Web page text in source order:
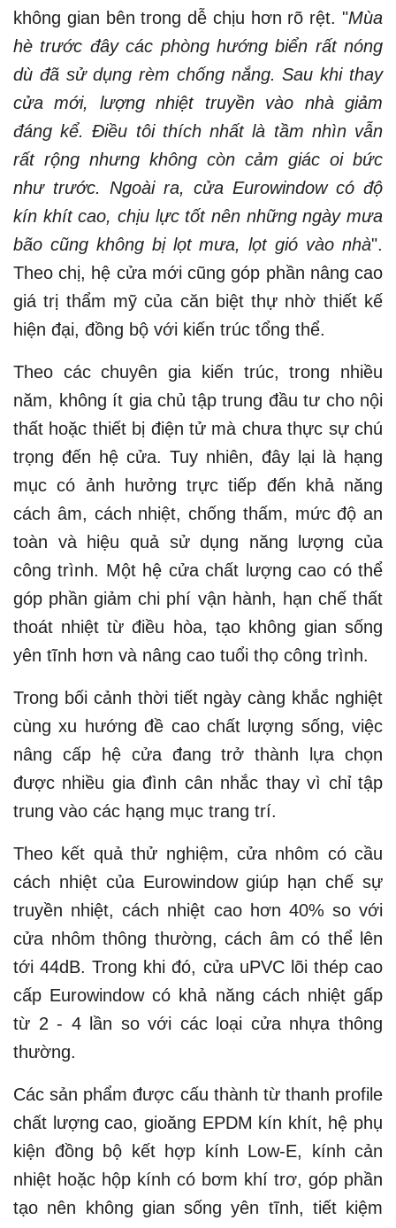
không gian bên trong dễ chịu hơn rõ rệt. "Mùa
hè trước đây các phòng hướng biển rất nóng
dù đã sử dụng rèm chống nắng. Sau khi thay
cửa mới, lượng nhiệt truyền vào nhà giảm
đáng kể. Điều tôi thích nhất là tầm nhìn vẫn
rất rộng nhưng không còn cảm giác oi bức
như trước. Ngoài ra, cửa Eurowindow có độ
kín khít cao, chịu lực tốt nên những ngày mưa
bão cũng không bị lọt mưa, lọt gió vào nhà".
Theo chị, hệ cửa mới cũng góp phần nâng cao
giá trị thẩm mỹ của căn biệt thự nhờ thiết kế
hiện đại, đồng bộ với kiến trúc tổng thể.
Theo các chuyên gia kiến trúc, trong nhiều
năm, không ít gia chủ tập trung đầu tư cho nội
thất hoặc thiết bị điện tử mà chưa thực sự chú
trọng đến hệ cửa. Tuy nhiên, đây lại là hạng
mục có ảnh hưởng trực tiếp đến khả năng
cách âm, cách nhiệt, chống thấm, mức độ an
toàn và hiệu quả sử dụng năng lượng của
công trình. Một hệ cửa chất lượng cao có thể
góp phần giảm chi phí vận hành, hạn chế thất
thoát nhiệt từ điều hòa, tạo không gian sống
yên tĩnh hơn và nâng cao tuổi thọ công trình.
Trong bối cảnh thời tiết ngày càng khắc nghiệt
cùng xu hướng đề cao chất lượng sống, việc
nâng cấp hệ cửa đang trở thành lựa chọn
được nhiều gia đình cân nhắc thay vì chỉ tập
trung vào các hạng mục trang trí.
Theo kết quả thử nghiệm, cửa nhôm có cầu
cách nhiệt của Eurowindow giúp hạn chế sự
truyền nhiệt, cách nhiệt cao hơn 40% so với
cửa nhôm thông thường, cách âm có thể lên
tới 44dB. Trong khi đó, cửa uPVC lõi thép cao
cấp Eurowindow có khả năng cách nhiệt gấp
từ 2 - 4 lần so với các loại cửa nhựa thông
thường.
Các sản phẩm được cấu thành từ thanh profile
chất lượng cao, gioăng EPDM kín khít, hệ phụ
kiện đồng bộ kết hợp kính Low-E, kính cản
nhiệt hoặc hộp kính có bơm khí trơ, góp phần
tạo nên không gian sống yên tĩnh, tiết kiệm